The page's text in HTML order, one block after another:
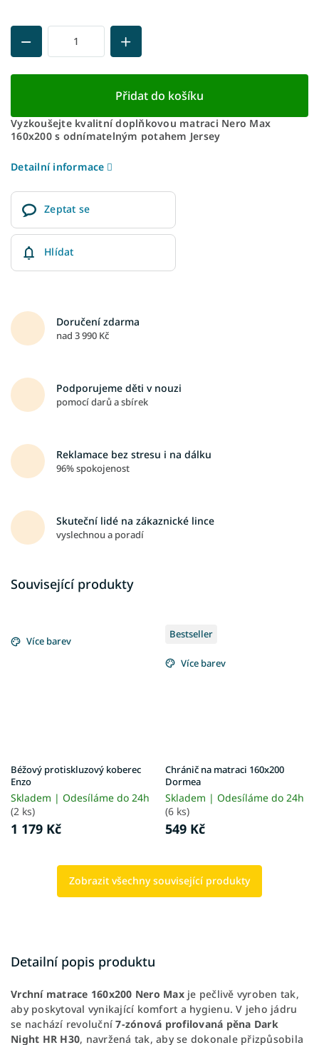
Přidat do košíku
Vyzkoušejte kvalitní doplňkovou matraci Nero Max
160x200 s odnímatelným potahem Jersey
Detailní informace
Zeptat se
Hlídat
Doručení zdarma
nad 3 990 Kč
Podporujeme děti v nouzi
pomocí darů a sbírek
Reklamace bez stresu i na dálku
96% spokojenost
Skuteční lidé na zákaznické lince
vyslechnou a poradí
Související produkty
Více barev
Béžový protiskluzový koberec
Enzo
Skladem | Odesíláme do 24h
(2 ks)
1 179 Kč
Bestseller
Více barev
Chránič na matraci 160x200
Dormea
Skladem | Odesíláme do 24h
(6 ks)
549 Kč
Zobrazit všechny související produkty
Detailní popis produktu
Vrchní matrace 160x200 Nero Maxje pečlivě vyroben tak,
aby poskytoval vynikající komfort a hygienu. V jeho jádru
se nachází revoluční7-zónová profilovaná pěna Dark
Night HR H30, navržená tak, aby se dokonale přizpůsobila